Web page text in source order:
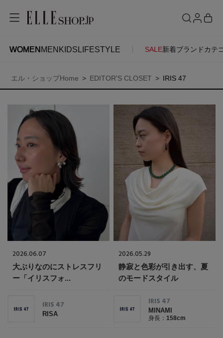
WOMEN MEN KIDS LIFESTYLE SALE新着ブランド カテ
WOMENMENKIDSLIFESTYLE
新着アイテム
再入荷アイテム
ランキング
最旬！トレンドワード
ACCOUNT
お気に入りブランド
ご注文履歴
ポイント・クーポン
アカウント連携
マイページ
エル・ショップHome EDITOR'S CLOSET IRIS 47
2026.06.07
大ぶりなのにストレスフリ
ー「イリスフォ...
IRIS 47
RISA
2026.05.29
静寂と色彩が引き出す、夏
のモードスタイル
IRIS 47
MINAMI
身長： 158cm